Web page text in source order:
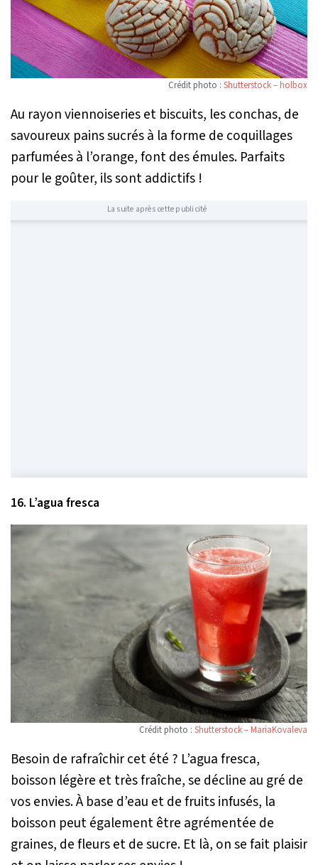
Crédit photo : Shutterstock – holbox
Au rayon viennoiseries et biscuits, les conchas, de
savoureux pains sucrés à la forme de coquillages
parfumées à l’orange, font des émules. Parfaits
pour le goûter, ils sont addictifs !
La suite après cette publicité
16. L’agua fresca
Crédit photo : Shutterstock – MariaKovaleva
Besoin de rafraîchir cet été ? L’agua fresca,
boisson légère et très fraîche, se décline au gré de
vos envies. À base d’eau et de fruits infusés, la
boisson peut également être agrémentée de
graines, de fleurs et de sucre. Et là, on se fait plaisir